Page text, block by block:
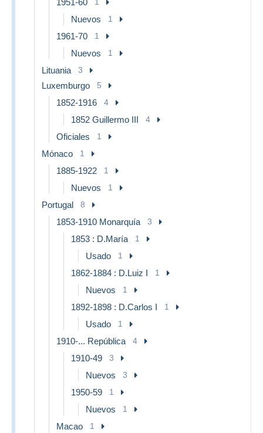
Nuevos 1
1961-70 1
Nuevos 1
Lituania 3
Luxemburgo 5
1852-1916 4
1852 Guillermo III 4
Oficiales 1
Mónaco 1
1885-1922 1
Nuevos 1
Portugal 8
1853-1910 Monarquía 3
1853 : D.María 1
Usado 1
1862-1884 : D.Luiz I 1
Nuevos 1
1892-1898 : D.Carlos I 1
Usado 1
1910-... República 4
1910-49 3
Nuevos 3
1950-59 1
Nuevos 1
Macao 1